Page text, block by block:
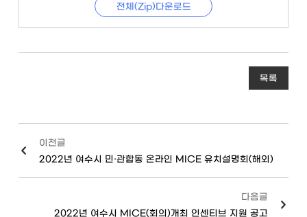
전체(Zip)다운로드
목록
이전글
2022년 여수시 민·관합동 온라인 MICE 유치설명회(해외)
다음글
2022년 여수시 MICE(회의)개최 인센티브 지원 공고